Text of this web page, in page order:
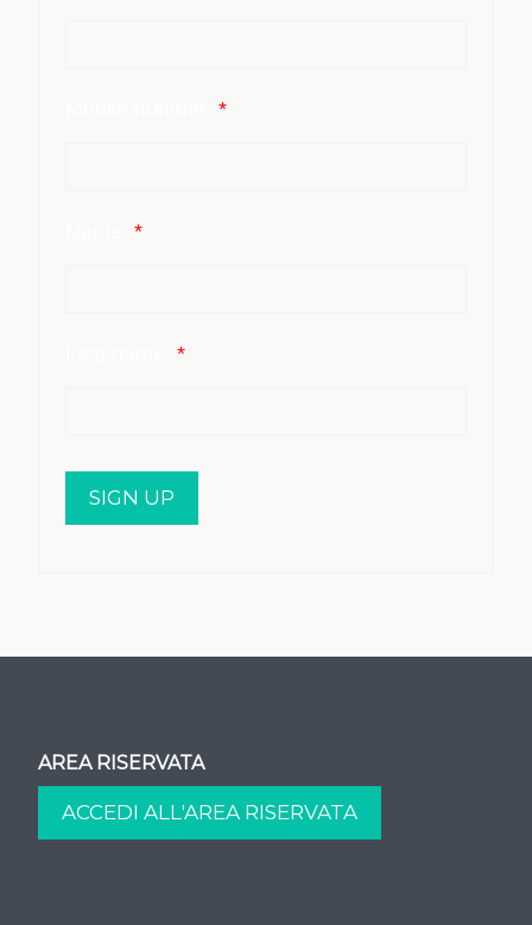
Mobile number:*
Name:*
Last name:*
AREA RISERVATA